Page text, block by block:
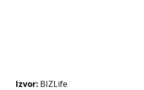
Izvor: BIZLife